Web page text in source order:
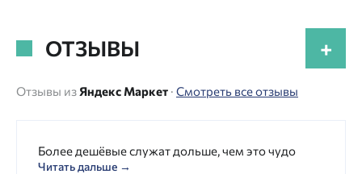
ОТЗЫВЫ +
Отзывы из Яндекс Маркет · Смотреть все отзывы
Более дешёвые служат дольше, чем это чудо
Читать дальше →